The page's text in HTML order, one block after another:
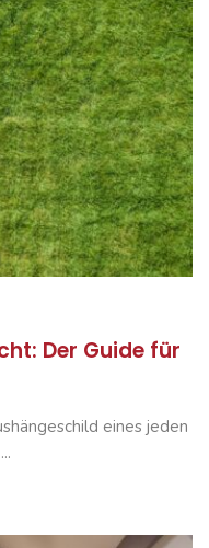
Der Guide für
eines jeden